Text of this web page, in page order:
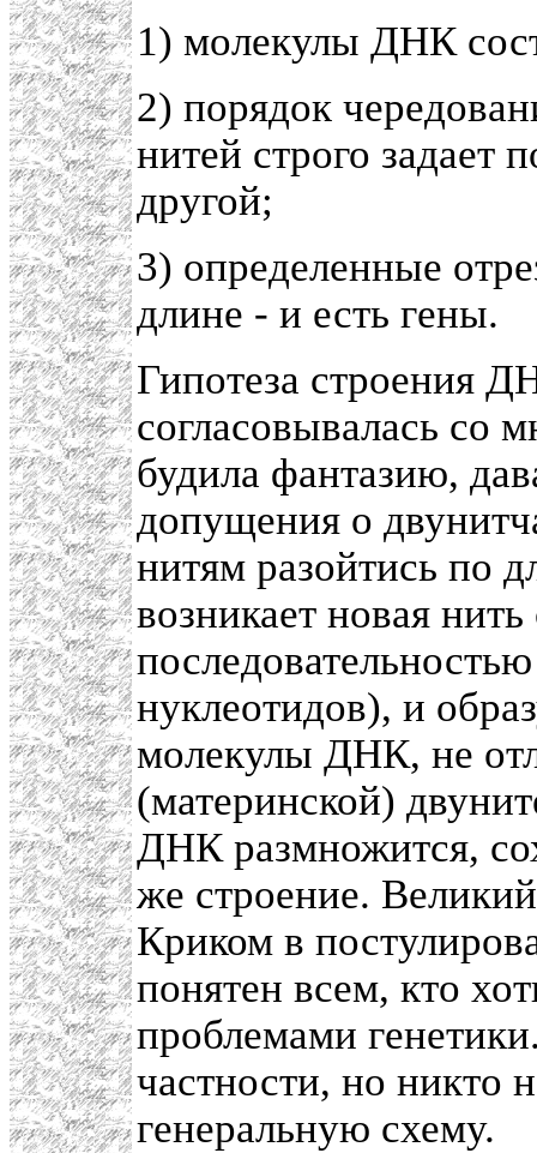
1) молекулы ДНК
2) порядок
нитей строго задает
другой;
3) определенные
длине - и есть гены.
Гипотеза строения
согласовывалась со
будила фантазию,
допущения о
нитям разойтись по
возникает новая
нуклеотидов), и
молекулы ДНК, не
(материнской)
ДНК размножится,
же строение.
Криком в
понятен всем, кто
проблемами
частности, но никто
генеральную схему.